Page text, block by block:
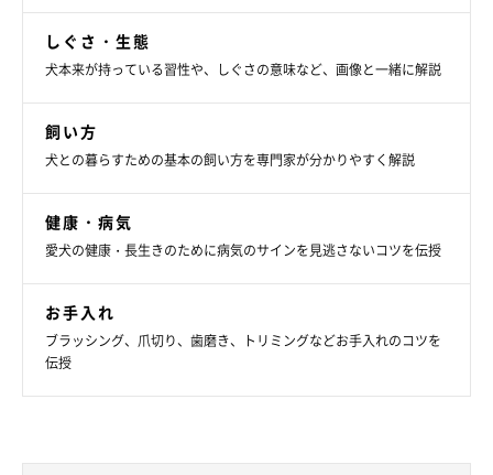
しぐさ・生態
犬本来が持っている習性や、しぐさの意味など、画像と一緒に解説
飼い方
犬との暮らすための基本の飼い方を専門家が分かりやすく解説
健康・病気
愛犬の健康・長生きのために病気のサインを見逃さないコツを伝授
お手入れ
ブラッシング、爪切り、歯磨き、トリミングなどお手入れのコツを
伝授